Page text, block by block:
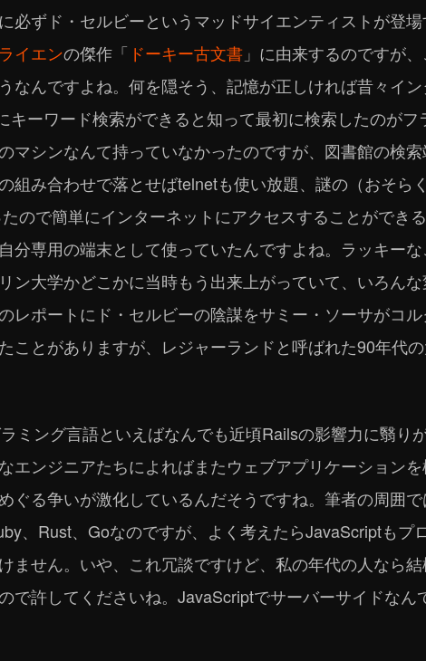
必ずド・セルビーというマッドサイエンティストが登
イエンの傑作「 ドーキー古文書 」に由来するのですが
なんですよね。何を隠そう、記憶が正しければ昔々イ
キーワード検索ができると知って最初に検索したのがフ
マシンなんて持っていなかったのですが、図書館の検
組み合わせで落とせばtelnetも使い放題、謎の（おそら
ので簡単にインターネットにアクセスすることができ
分専用の端末として使っていたんですよね。ラッキーな
ン大学かどこかに当時もう出来上がっていて、いろんな
レポートにド・セルビーの陰謀をサミー・ソーサがコ
ことがありますが、レジャーランドと呼ばれた90年代
ミング言語といえばなんでも近頃Railsの影響力に翳り
エンジニアたちによればまたウェブアプリケーション
ぐる争いが激化しているんだそうですね。筆者の周囲
、Rust、Goなのですが、よく考えたらJavaScriptもプ
ません。いや、これ冗談ですけど、私の年代の人なら
で許してくださいね。JavaScriptでサーバーサイドなん